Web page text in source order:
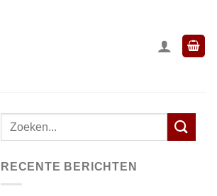
Zoeken
naar:
RECENTE BERICHTEN